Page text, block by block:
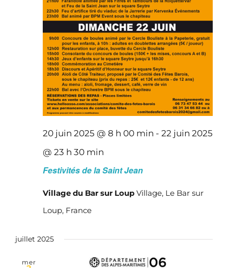
20 juin 2025 @ 8 h 00 min - 22 juin 2025
@ 23 h 30 min
Festivités de la Saint Jean
Village du Bar sur Loup Village, Le Bar sur
Loup, France
juillet 2025
mer